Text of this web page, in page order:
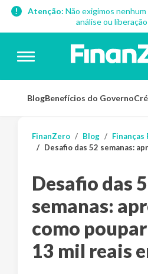
Atenção: Não exigimos
análise ou
BlogBenefícios do Governo
FinanZero Blog
Finanças
Desafio das 52 semanas: aprenda como poupar mais de 13 mil
Desafio das
semanas:
como
13 mil reais